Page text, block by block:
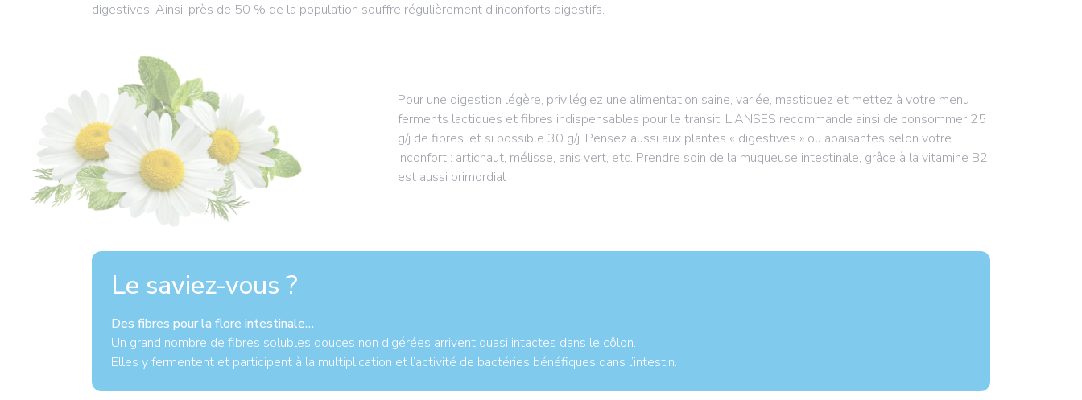
digestives. Ainsi, près de 50 % de la population souffre régulièrement d’inconforts digestifs.
Pour une digestion légère, privilégiez une alimentation saine, variée, mastiquez et mettez à votre menu
ferments lactiques et fibres indispensables pour le transit. L'ANSES recommande ainsi de consommer 25
g/j de fibres, et si possible 30 g/j. Pensez aussi aux plantes « digestives » ou apaisantes selon votre
inconfort : artichaut, mélisse, anis vert, etc. Prendre soin de la muqueuse intestinale, grâce à la vitamine B2,
est aussi primordial !
Le saviez-vous ?
Des fibres pour la flore intestinale…
Un grand nombre de fibres solubles douces non digérées arrivent quasi intactes dans le côlon.
Elles y fermentent et participent à la multiplication et l’activité de bactéries bénéfiques dans l’intestin.